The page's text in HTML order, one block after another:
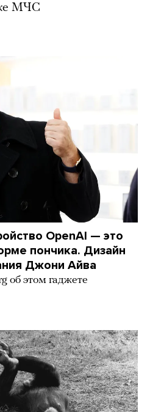
МЧС
OpenAI — это
пончика. Дизайн
Джони Айва
об этом гаджете